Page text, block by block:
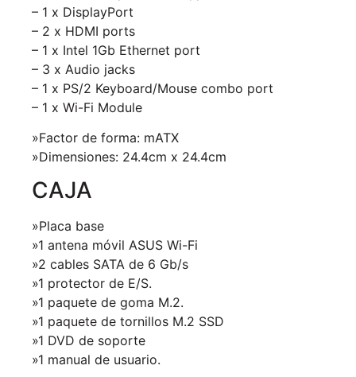
– 1 x DisplayPort
– 2 x HDMI ports
– 1 x Intel 1Gb Ethernet port
– 3 x Audio jacks
– 1 x PS/2 Keyboard/Mouse combo port
– 1 x Wi-Fi Module
»Factor de forma: mATX
»Dimensiones: 24.4cm x 24.4cm
CAJA
»Placa base
»1 antena móvil ASUS Wi-Fi
»2 cables SATA de 6 Gb/s
»1 protector de E/S.
»1 paquete de goma M.2.
»1 paquete de tornillos M.2 SSD
»1 DVD de soporte
»1 manual de usuario.